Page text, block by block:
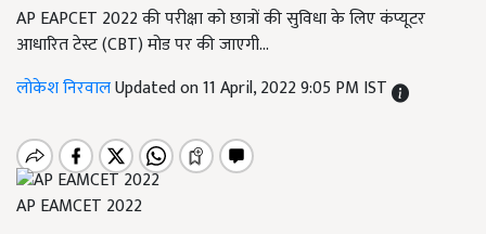
AP EAPCET 2022 की परीक्षा को छात्रों की सुविधा के लिए कंप्यूटर
आधारित टेस्ट (CBT) मोड पर की जाएगी...
लोकेश निरवालUpdated on 11 April, 2022 9:05 PM IST
AP EAMCET 2022